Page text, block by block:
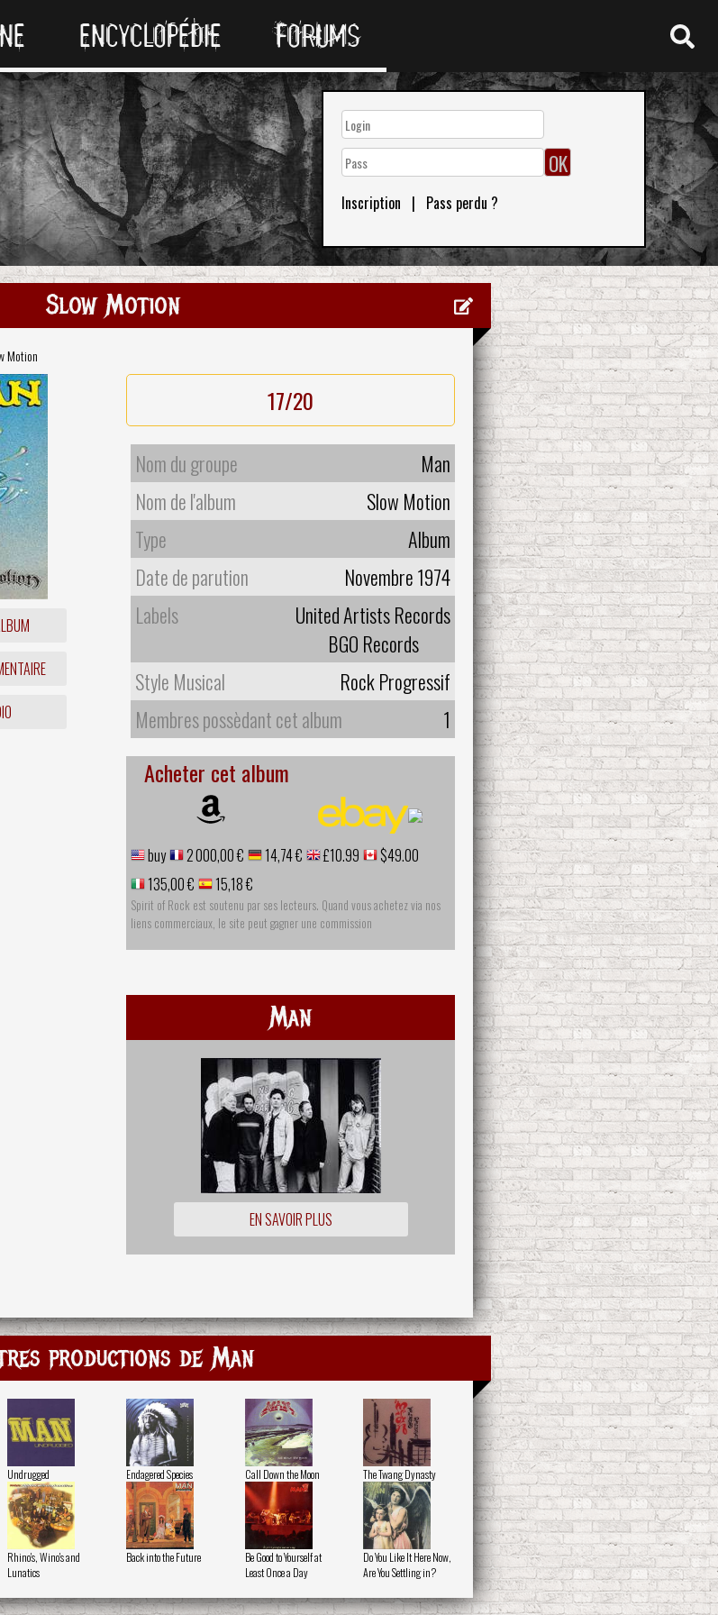
ENCYCLOPÉDIE FORUMS
Inscription | Pass perdu ?
Slow Motion
Motion
17/20
Nom du groupe
Man
Nom de l'album
Slow Motion
Type
Album
Date de parution
Novembre 1974
Labels
United Artists Records
BGO Records
Style Musical
Rock Progressif
Membres possèdant cet album
1
Acheter cet album
buy 2 000,00 € 14,74 € £10.99
$49.00
135,00 €
15,18 €
Spirit of Rock est soutenu par ses lecteurs. Quand vous achetez via nos
liens commerciaux, le site peut gagner une commission
Man
EN SAVOIR PLUS
productions de Man
Undrugged Endagered Species Call Down the Moon The Twang Dynasty
Rhino's, Wino's and
Lunatics
Back into the Future
Be Good to Yourself at
Least Once a Day
Do You Like It Here Now,
Are You Settling in?